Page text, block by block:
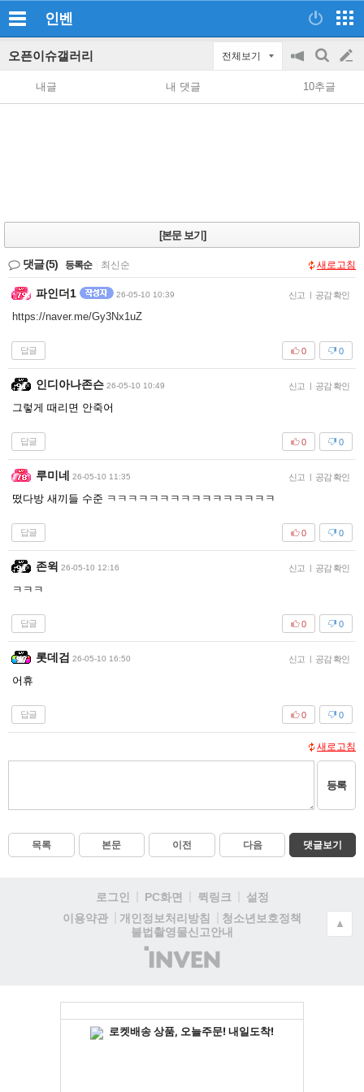
인벤
오픈이슈갤러리 전체보기
공
지
on/off
검
색
글
쓰
내글 내 댓글 10추글
[본문 보기]
댓글(5) 등록순 최신순 새로고침
파인더1 26-05-10 10:39 신고 | 공감 확인
https://naver.me/Gy3Nx1uZ
답글 0
0
인디아나존슨 26-05-10 10:49 신고 | 공감 확인
그렇게 때리면 안죽어
답글 0
0
루미네 26-05-10 11:35 신고 | 공감 확인
떴다방 새끼들 수준 ㅋㅋㅋㅋㅋㅋㅋㅋㅋㅋㅋㅋㅋㅋㅋㅋ
답글 0
0
존윅 26-05-10 12:16 신고 | 공감 확인
ㅋㅋㅋ
답글 0
0
롯데검 26-05-10 16:50 신고 | 공감 확인
어휴
답글 0
0
새로고침
등록
목록 본문 이전 다음 댓글보기
로그인 PC화면 퀵링크
설정
이용약관
개인정보처리방침
청소년보호정책
불법촬영물신고안내
(주)
인
▲